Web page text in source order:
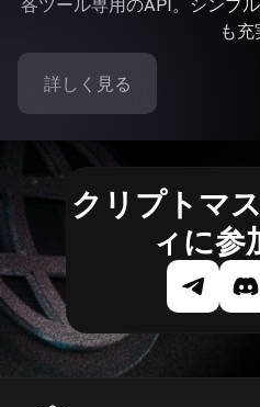
各ツール専用のAPI。シンプ
も充
詳しく見る
クリプトマ
ィに参